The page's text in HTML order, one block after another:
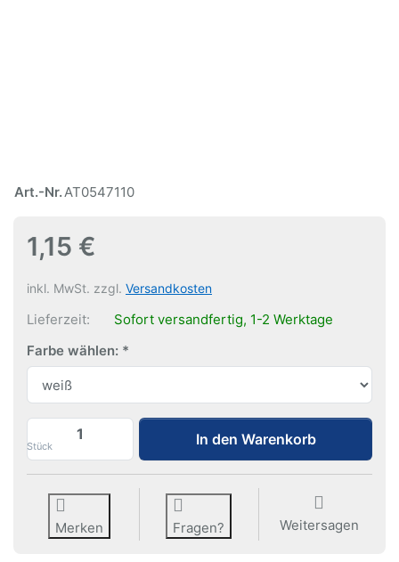
Art.-Nr.AT0547110
1,15 €
inkl. MwSt. zzgl. Versandkosten
Lieferzeit:
Sofort versandfertig, 1-2 Werktage
Farbe wählen:
Stück
Schild für Klemmschiene info zu 1,15 €,
In den Warenkorb
Merken Fragen? Weitersagen